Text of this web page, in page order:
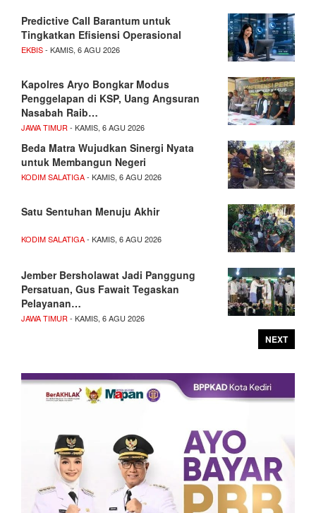
Predictive Call Barantum untuk
Tingkatkan Efisiensi Operasional
EKBIS- KAMIS, 6 AGU 2026
Kapolres Aryo Bongkar Modus
Penggelapan di KSP, Uang Angsuran
Nasabah Raib…
JAWA TIMUR- KAMIS, 6 AGU 2026
Beda Matra Wujudkan Sinergi Nyata
untuk Membangun Negeri
KODIM SALATIGA- KAMIS, 6 AGU 2026
Satu Sentuhan Menuju Akhir
KODIM SALATIGA- KAMIS, 6 AGU 2026
Jember Bersholawat Jadi Panggung
Persatuan, Gus Fawait Tegaskan
Pelayanan…
JAWA TIMUR- KAMIS, 6 AGU 2026
NEXT